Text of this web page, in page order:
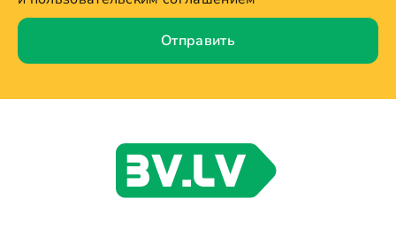
Отправить